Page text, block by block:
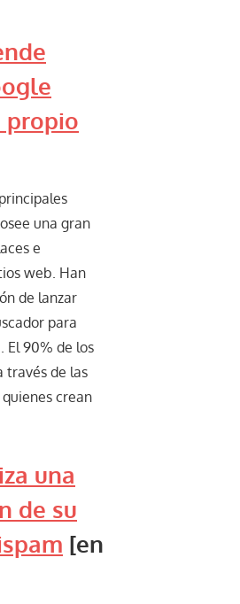
propio
una gran
e
web. Han
de lanzar
para
El 90% de los
través de las
crean
una
de su
[en